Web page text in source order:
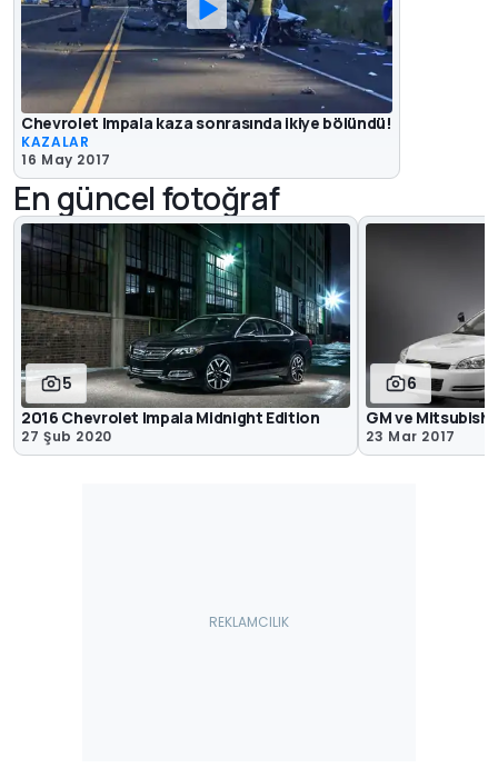
Chevrolet Impala kaza sonrasında ikiye bölündü!
KAZALAR
16 May 2017
En güncel fotoğraf
5
2016 Chevrolet Impala Midnight Edition
27 Şub 2020
6
GM ve Mitsubishi
23 Mar 2017